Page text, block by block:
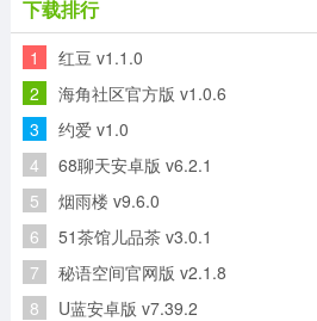
lovemo升级版
捞月狗手机版 天气非常准最新免费版
下载排行
1 红豆 v1.1.0
2 海角社区官方版 v1.0.6
3 约爱 v1.0
4 68聊天安卓版 v6.2.1
5 烟雨楼 v9.6.0
6 51茶馆儿品茶 v3.0.1
7 秘语空间官网版 v2.1.8
8 U蓝安卓版 v7.39.2